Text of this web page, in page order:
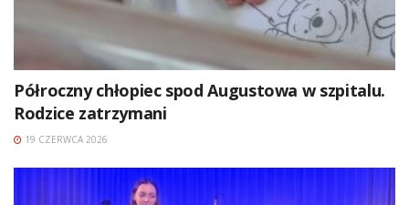
Półroczny chłopiec spod Augustowa w szpitalu.
Rodzice zatrzymani
19 CZERWCA 2026